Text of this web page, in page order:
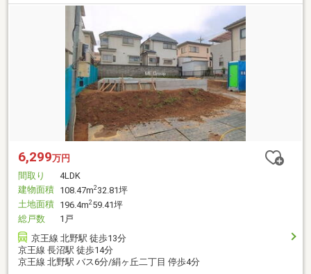
6,299万円
間取り
4LDK
建物面積 108.47m232.81坪
土地面積 196.4m259.41坪
総戸数
1戸
京王線 北野駅 徒歩13分
京王線 長沼駅 徒歩14分
京王線 北野駅 バス6分/絹ヶ丘二丁目 停歩4分